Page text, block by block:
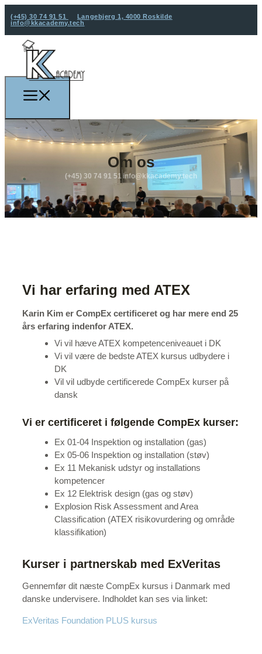
(+45) 30 74 91 51
Langebjerg 1, 4000 Roskilde
info@kkacademy.tech
Om os
(+45) 30 74 91 51 info@kkacademy.tech
Vi har erfaring med ATEX
Karin Kim er CompEx certificeret og har mere end 25
års erfaring indenfor ATEX.
Vi vil hæve ATEX kompetenceniveauet i DK
Vi vil være de bedste ATEX kursus udbydere i
DK
Vil vil udbyde certificerede CompEx kurser på
dansk
Vi er certificeret i følgende CompEx kurser:
Ex 01-04 Inspektion og installation (gas)
Ex 05-06 Inspektion og installation (støv)
Ex 11 Mekanisk udstyr og installations
kompetencer
Ex 12 Elektrisk design (gas og støv)
Explosion Risk Assessment and Area
Classification (ATEX risikovurdering og område
klassifikation)
Kurser i partnerskab med ExVeritas
Gennemfør dit næste CompEx kursus i Danmark med
danske undervisere. Indholdet kan ses via linket:
ExVeritas Foundation PLUS kursus